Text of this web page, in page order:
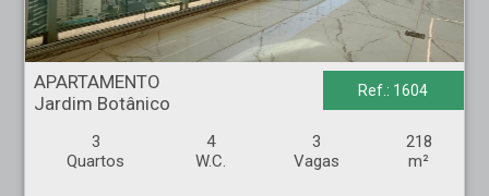
APARTAMENTO - Jardim Botânico - Ribeirão Preto
APARTAMENTO
Jardim Botânico
Ref.: 1604
3
Quartos
4
W.C.
3
Vagas
218
m²